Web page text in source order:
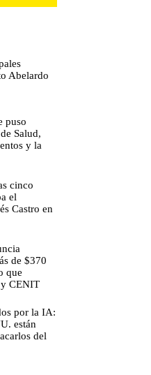
Abelardo
puso
Salud,
y la
cinco
el
Castro en
de $370
que
CENIT
por la IA:
están
del